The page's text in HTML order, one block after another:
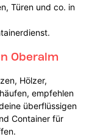
Türen und co. in
Oberalm
Hölzer,
empfehlen
überflüssigen
Container für